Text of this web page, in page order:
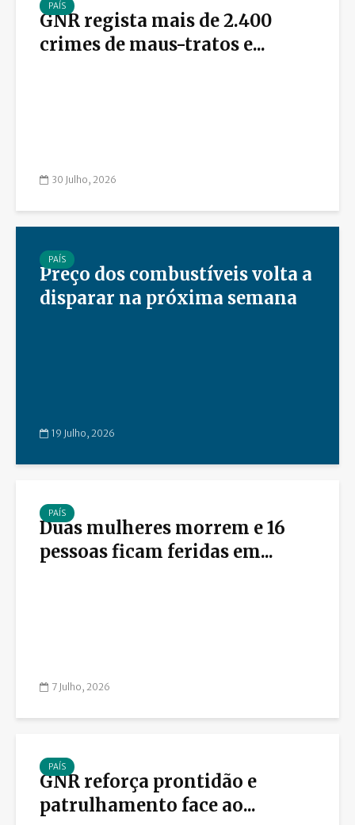
PAÍS
GNR regista mais de 2.400
crimes de maus-tratos e...
30 Julho, 2026
PAÍS
Preço dos combustíveis volta a
disparar na próxima semana
19 Julho, 2026
PAÍS
Duas mulheres morrem e 16
pessoas ficam feridas em...
7 Julho, 2026
PAÍS
GNR reforça prontidão e
patrulhamento face ao...